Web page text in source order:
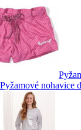
Pyžamové nohavice